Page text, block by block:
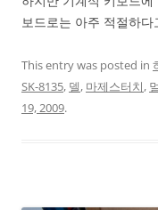
보드로는 아주 적절하
This entry was posted in
SK-8135, 델, 마제스터치,
19, 2009.